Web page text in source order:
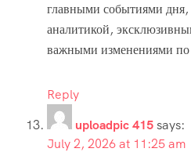
главными событиями
аналитикой,
важными изменениями
Reply
uploadpic 415says:
July 2, 2026 at 11:25 am